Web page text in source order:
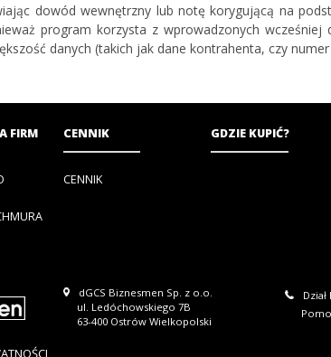
dowód wewnętrzny lub notę korygującą na
program korzysta z wprowadzonych
danych (takich jak dane kontrahenta, czy
FIRM CENNIK
CENNIK
GDZIE KUPIĆ?
dGCS Biznesmen Sp. z o.o.
ul. Ledóchowskiego 7B
63-400 Ostrów Wielkopolski